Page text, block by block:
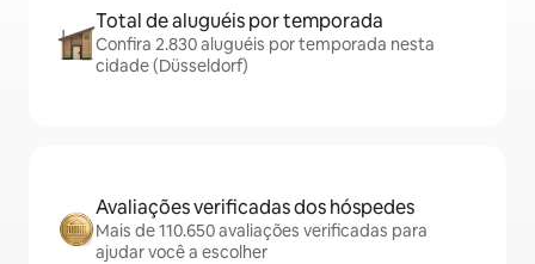
Total de aluguéis por temporada
Confira 2.830 aluguéis por temporada nesta
cidade (Düsseldorf)
Avaliações verificadas dos hóspedes
Mais de 110.650 avaliações verificadas para
ajudar você a escolher